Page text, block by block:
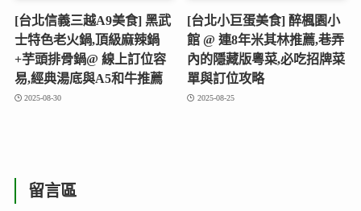
[台北信義三越A9美食] 黑武
士特色老火鍋,頂級麻辣鍋
+芋頭排骨鍋@ 線上訂位容
易,經典湯底與A5和牛推薦
2025-08-30
[台北小巨蛋美食] 醉楓園小
館 @ 連8年米其林推薦,巷弄
內的隱藏版粵菜,必吃招牌菜
單與訂位攻略
2025-08-25
留言區